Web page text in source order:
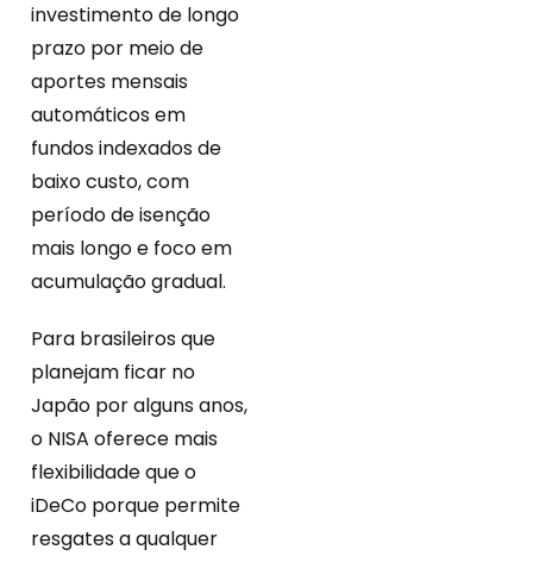
investimento de longo
prazo por meio de
aportes mensais
automáticos em
fundos indexados de
baixo custo, com
período de isenção
mais longo e foco em
acumulação gradual.
Para brasileiros que
planejam ficar no
Japão por alguns anos,
o NISA oferece mais
flexibilidade que o
iDeCo porque permite
resgates a qualquer